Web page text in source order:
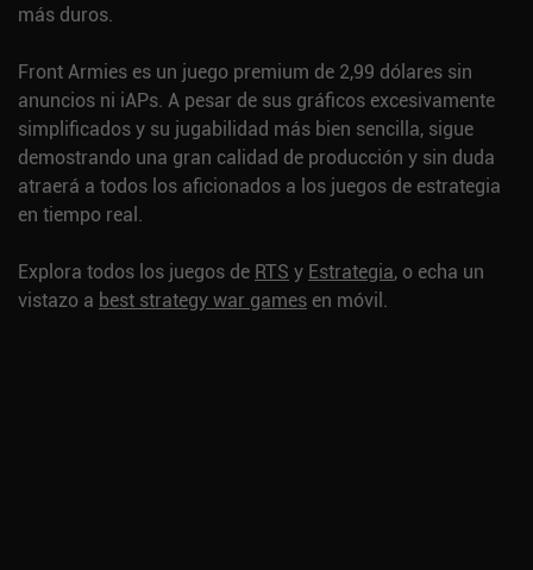
más duros.
Front Armies es un juego premium de 2,99 dólares sin
anuncios ni iAPs. A pesar de sus gráficos excesivamente
simplificados y su jugabilidad más bien sencilla, sigue
demostrando una gran calidad de producción y sin duda
atraerá a todos los aficionados a los juegos de estrategia
en tiempo real.
Explora todos los juegos de RTS y Estrategia, o echa un
vistazo a best strategy war games en móvil.